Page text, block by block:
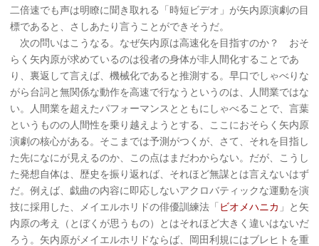
二倍速でも声は明瞭に聞き取れる「時短ビデオ」が矢内原演劇の目
標であると、さしあたり言うことができそうだ。
次の問いはこうなる。なぜ矢内原は高速化を目指すのか？ おそ
らく矢内原が求めているのは役者の身体が非人間化することであ
り、裏返して言えば、機械化であると推測する。早口でしゃべりな
がら台詞と無関係な動作を高速で行なうというのは、人間業ではな
い。人間業を超えたパフォーマンスとともにしゃべることで、言葉
というものの人間性を乗り越えようとする、ここにおそらく矢内原
演劇の核心がある。そこまでは予測がつくが、さて、それを目指し
た先になにが見えるのか、この点はまだわからない。だが、こうし
た発想自体は、歴史を振り返れば、それほど無謀とは言えないはず
だ。例えば、戯曲の内容に即応しないアクロバティックな運動を演
技に採用した、メイエルホリドの俳優訓練法「ビオメハニカ 」と矢
内原の考え（とぼくが思うもの）とはそれほど大きく違いはないだ
ろう。矢内原がメイエルホリドならば、岡田利規にはブレヒトを重